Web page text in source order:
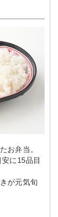
お弁当。
に15品目
が元気旬